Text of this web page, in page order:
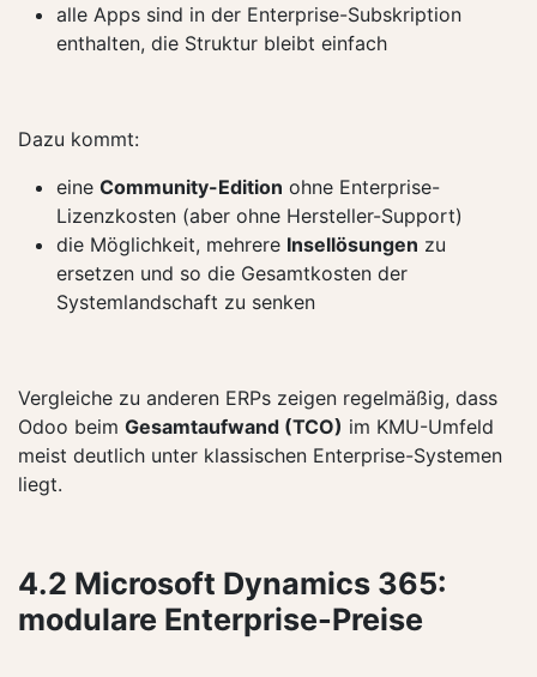
alle Apps sind in der Enterprise-Subskription
enthalten, die Struktur bleibt einfach
Dazu kommt:
eine Community-Edition ohne Enterprise-
Lizenzkosten (aber ohne Hersteller-Support)
die Möglichkeit, mehrere Insellösungen zu
ersetzen und so die Gesamtkosten der
Systemlandschaft zu senken
Vergleiche zu anderen ERPs zeigen regelmäßig, dass
Odoo beim Gesamtaufwand (TCO) im KMU-Umfeld
meist deutlich unter klassischen Enterprise-Systemen
liegt.
4.2 Microsoft Dynamics 365:
modulare Enterprise-Preise